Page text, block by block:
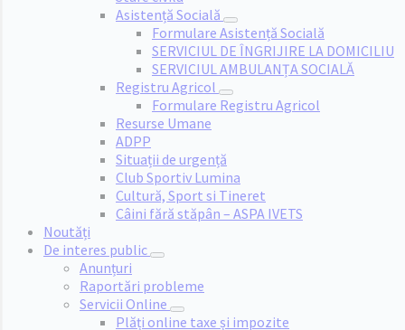
Asistență Socială
Formulare Asistență Socială
SERVICIUL DE ÎNGRIJIRE LA DOMICILIU
SERVICIUL AMBULANȚA SOCIALĂ
Registru Agricol
Formulare Registru Agricol
Resurse Umane
ADPP
Situații de urgență
Club Sportiv Lumina
Cultură, Sport si Tineret
Câini fără stăpân – ASPA IVETS
Noutăți
De interes public
Anunțuri
Raportări probleme
Servicii Online
Plăți online taxe și impozite